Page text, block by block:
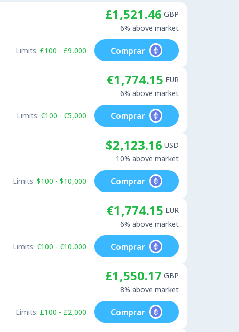
£1,521.46 GBP
6% above market
Limits: £100 - £9,000 Comprar
€1,774.15 EUR
6% above market
Limits: €100 - €5,000 Comprar
$2,123.16 USD
10% above market
Limits: $100 - $10,000 Comprar
€1,774.15 EUR
6% above market
Limits: €100 - €10,000 Comprar
£1,550.17 GBP
8% above market
Limits: £100 - £2,000 Comprar